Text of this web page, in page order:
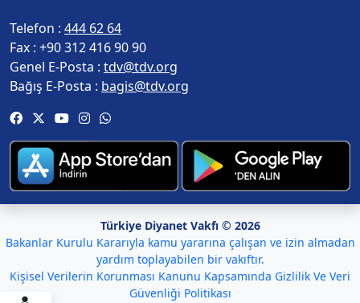
Telefon : 444 62 64
Fax : +90 312 416 90 90
Genel E-Posta : tdv@tdv.org
Bağış E-Posta : bagis@tdv.org
Türkiye Diyanet Vakfı © 2026
Bakanlar Kurulu Kararıyla kamu yararına çalışan ve izin almadan
yardım toplayabilen bir vakıftır.
Kişisel Verilerin Korunması Kanunu Kapsamında Gizlilik Ve Veri
Güvenliği Politikası